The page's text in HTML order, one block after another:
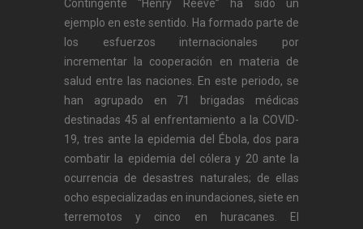
Contingente “Henry Reeve” ha sido un
ejemplo en este sentido. Ha formado parte de
los esfuerzos internacionales por
incrementar la cooperación en materia de
salud entre las naciones. En este periodo, se
han agrupado en 71 brigadas médicas
destinadas 45 al enfrentamiento a la COVID-
19, tres ante la epidemia del Ébola, dos para
combatir la epidemia del cólera y 20 ante la
ocurrencia de desastres naturales; de ellas
ocho especializadas en inundaciones, siete en
terremotos y cinco en huracanes. El